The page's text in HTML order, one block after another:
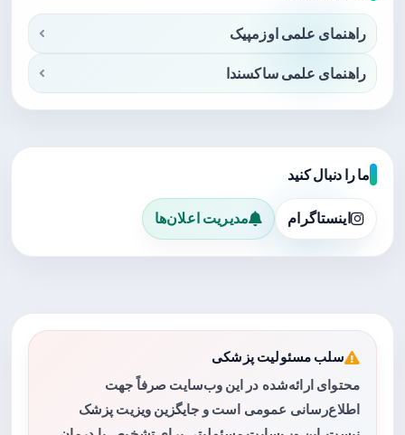
راهنمای علمی اوزمپیک
راهنمای علمی ساکسندا
ما را دنبال کنید
اینستاگرام مدیریت اعلان‌ها
سلب مسئولیت پزشکی
محتوای ارائه‌شده در این وب‌سایت صرفاً جهت
اطلاع‌رسانی عمومی است و جایگزین ویزیت پزشک